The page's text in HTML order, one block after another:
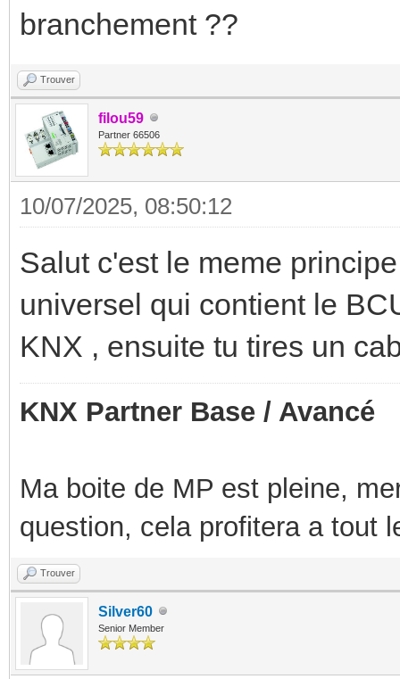
branchement ??
Trouver
filou59
Partner 66506
10/07/2025, 08:50:12
Salut c'est le meme
universel qui contient le
KNX , ensuite tu tires un
KNX Partner Base / Avancé
Ma boite de MP est pleine,
question, cela profitera a tout
Trouver
Silver60
Senior Member